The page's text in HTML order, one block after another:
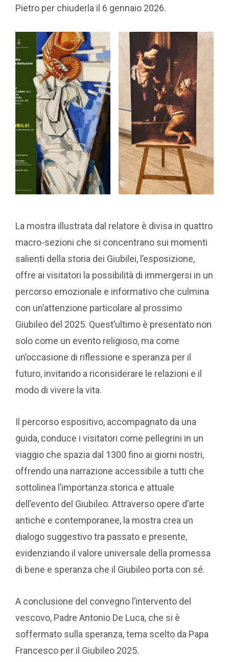
Pietro per chiuderla il 6 gennaio 2026.
La mostra illustrata dal relatore è divisa in quattro
macro-sezioni che si concentrano sui momenti
salienti della storia dei Giubilei, l’esposizione,
offre ai visitatori la possibilità di immergersi in un
percorso emozionale e informativo che culmina
con un’attenzione particolare al prossimo
Giubileo del 2025. Quest’ultimo è presentato non
solo come un evento religioso, ma come
un’occasione di riflessione e speranza per il
futuro, invitando a riconsiderare le relazioni e il
modo di vivere la vita.
Il percorso espositivo, accompagnato da una
guida, conduce i visitatori come pellegrini in un
viaggio che spazia dal 1300 fino ai giorni nostri,
offrendo una narrazione accessibile a tutti che
sottolinea l’importanza storica e attuale
dell’evento del Giubileo. Attraverso opere d’arte
antiche e contemporanee, la mostra crea un
dialogo suggestivo tra passato e presente,
evidenziando il valore universale della promessa
di bene e speranza che il Giubileo porta con sé.
A conclusione del convegno l’intervento del
vescovo, Padre Antonio De Luca, che si è
soffermato sulla speranza, tema scelto da Papa
Francesco per il Giubileo 2025.